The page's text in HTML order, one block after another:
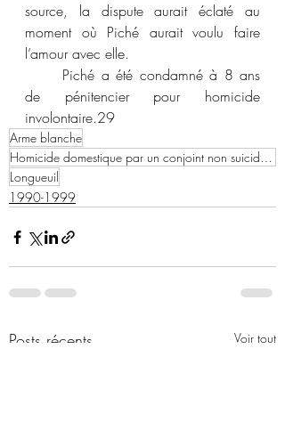
source, la dispute aurait éclaté au
moment où Piché aurait voulu faire
l’amour avec elle.
de pénitencier pour homicide
involontaire.29
Arme blanche
Homicide domestique par un conjoint non suicidaire
Longueuil
1990-1999
Posts récents Voir tout